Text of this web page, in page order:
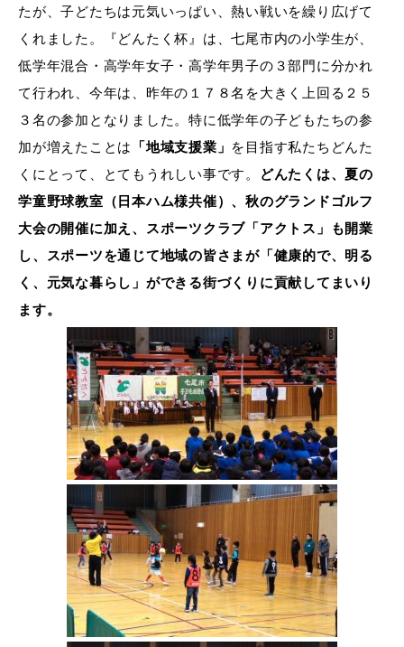
たが、子どたちは元気いっぱい、熱い戦いを繰り広げて
くれました。『どんたく杯』は、七尾市内の小学生が、
低学年混合・高学年女子・高学年男子の３部門に分かれ
て行われ、今年は、昨年の１７８名を大きく上回る２５
３名の参加となりました。特に低学年の子どもたちの参
加が増えたことは
「地域支援業」 を目指す私たちどんた
くにとって、とてもうれしい事です。
どんたくは、夏の
学童野球教室（日本ハム様共催）、秋のグランドゴルフ
大会の開催に加え、スポーツクラブ「アクトス」も開業
し、スポーツを通じて地域の皆さまが「健康的で、明る
く、元気な暮らし」ができる街づくりに貢献してまいり
ます。